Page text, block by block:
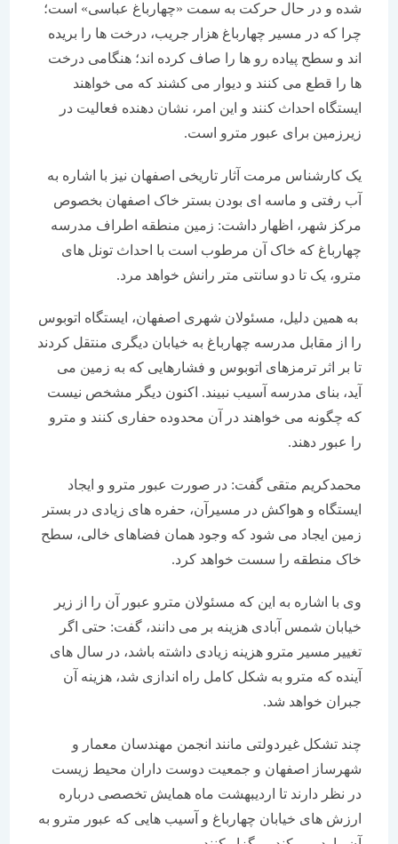
شده و در حال حرکت به سمت «چهارباغ عباسی» است؛
چرا که در مسیر چهارباغ هزار جریب، درخت ها را بریده
اند و سطح پیاده رو ها را صاف کرده اند؛ هنگامی درخت
ها را قطع می کنند و دیوار می کشند که می خواهند
ایستگاه احداث کنند و این امر، نشان دهنده فعالیت در
زیرزمین برای عبور مترو است.
یک کارشناس مرمت آثار تاریخی اصفهان نیز با اشاره به
آب رفتی و ماسه ای بودن بستر خاک اصفهان بخصوص
مرکز شهر، اظهار داشت: زمین منطقه اطراف مدرسه
چهارباغ که خاک آن مرطوب است با احداث تونل های
مترو، یک تا دو سانتی متر رانش خواهد مرد.
به همین دلیل، مسئولان شهری اصفهان، ایستگاه اتوبوس
را از مقابل مدرسه چهارباغ به خیابان دیگری منتقل کردند
تا بر اثر ترمزهای اتوبوس و فشارهایی که به زمین می
آید، بنای مدرسه آسیب نبیند. اکنون دیگر مشخص نیست
که چگونه می خواهند در آن محدوده حفاری کنند و مترو
را عبور دهند.
محمدکریم متقی گفت: در صورت عبور مترو و ایجاد
ایستگاه و هواکش در مسیرآن، حفره های زیادی در بستر
زمین ایجاد می شود که وجود همان فضاهای خالی، سطح
خاک منطقه را سست خواهد کرد.
وی با اشاره به این که مسئولان مترو عبور آن را از زیر
خیابان شمس آبادی هزینه بر می دانند، گفت: حتی اگر
تغییر مسیر مترو هزینه زیادی داشته باشد، در سال های
آینده که مترو به شکل کامل راه اندازی شد، هزینه آن
جبران خواهد شد.
چند تشکل غیردولتی مانند انجمن مهندسان معمار و
شهرساز اصفهان و جمعیت دوست داران محیط زیست
در نظر دارند تا اردیبهشت ماه همایش تخصصی درباره
ارزش های خیابان چهارباغ و آسیب هایی که عبور مترو به